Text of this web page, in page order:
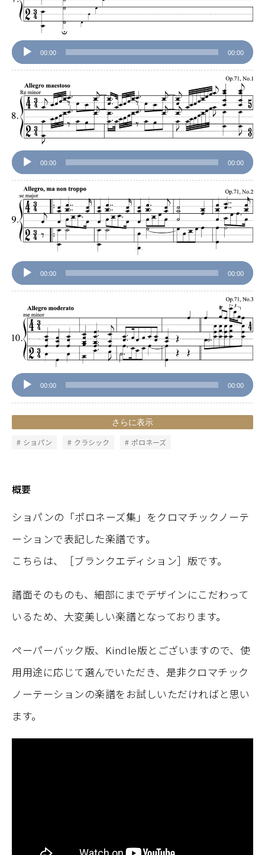
ー
00:00 00:00
声
プ
レ
ー
ヤ
ー
00:00 00:00
声
プ
レ
ー
ヤ
ー
00:00 00:00
プ
レ
ー
ヤ
ー
00:00 00:00
さらに表示
ショパン クラシック ポロネーズ
概要
ショパンの「ポロネーズ集」をクロマチックノーテ
ーションで表記した楽譜です。
こちらは、［ブランクエディション］版です。
譜面そのものも、細部にまでデザインにこだわって
いるため、大変美しい楽譜となっております。
ペーパーバック版、Kindle版とございますので、使
用用途に応じて選んでいただき、是非クロマチック
ノーテーションの楽譜をお試しいただければと思い
ます。